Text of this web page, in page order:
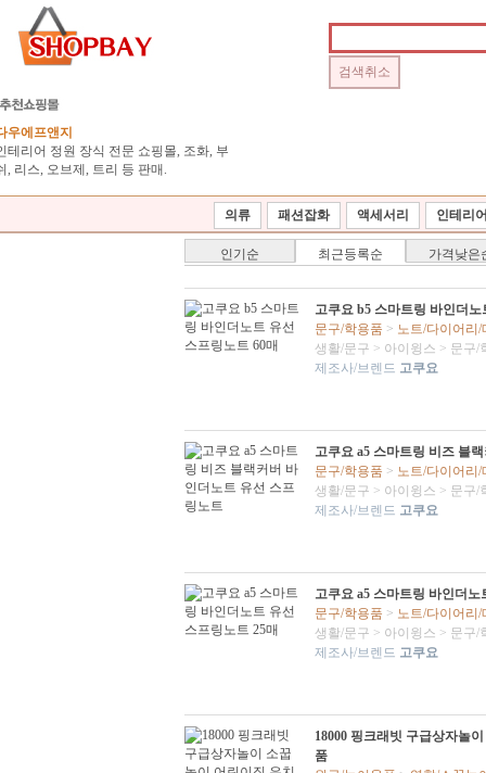
우에프앤지
테리어 정원 장식 전문 쇼핑몰, 조화, 부
, 리스, 오브제, 트리 등 판매.
의류 패션잡화 액세서리 인테리
인기순 최근등록순 가격낮은
고쿠요 b5 스마트링 바인더
문구/학용품 > 노트/다이어리/
생활/문구 > 아이윙스 > 문구/
제조사/브렌드 고쿠요
고쿠요 a5 스마트링 비즈 블
문구/학용품 > 노트/다이어리/
생활/문구 > 아이윙스 > 문구/
제조사/브렌드 고쿠요
고쿠요 a5 스마트링 바인더
문구/학용품 > 노트/다이어리/
생활/문구 > 아이윙스 > 문구/
제조사/브렌드 고쿠요
18000 핑크래빗 구급상자놀
품